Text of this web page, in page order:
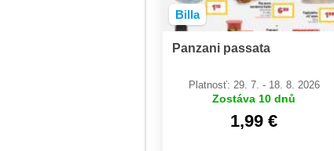
Billa
Panzani passata
Platnosť: 29. 7. - 18. 8. 2026
Zostáva 10 dnů
1,99 €